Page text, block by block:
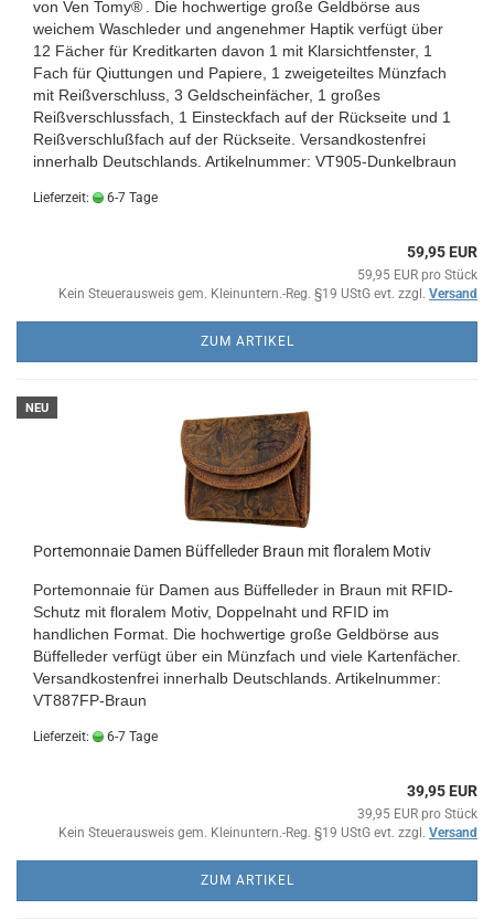
von Ven Tomy®
. Die hochwertige große Geldbörse aus
weichem Waschleder und angenehmer Haptik verfügt über
12 Fächer für Kreditkarten davon 1 mit Klarsichtfenster, 1
Fach für Qiuttungen und Papiere, 1 zweigeteiltes Münzfach
mit Reißverschluss, 3 Geldscheinfächer, 1 großes
Reißverschlussfach, 1 Einsteckfach auf der Rückseite und 1
Reißverschlußfach auf der Rückseite. Versandkostenfrei
innerhalb Deutschlands. Artikelnummer: VT905-Dunkelbraun
Lieferzeit: 6-7 Tage
59,95 EUR
59,95 EUR pro Stück
Kein Steuerausweis gem. Kleinuntern.-Reg. §19 UStG evt. zzgl. Versand
ZUM ARTIKEL
NEU
Portemonnaie Damen Büffelleder Braun mit floralem Motiv
Portemonnaie für Damen aus Büffelleder in Braun mit RFID-
Schutz mit floralem Motiv, Doppelnaht und RFID im
handlichen Format. Die hochwertige große Geldbörse aus
Büffelleder verfügt über ein Münzfach und viele Kartenfächer.
Versandkostenfrei innerhalb Deutschlands. Artikelnummer:
VT887FP-Braun
Lieferzeit: 6-7 Tage
39,95 EUR
39,95 EUR pro Stück
Kein Steuerausweis gem. Kleinuntern.-Reg. §19 UStG evt. zzgl. Versand
ZUM ARTIKEL